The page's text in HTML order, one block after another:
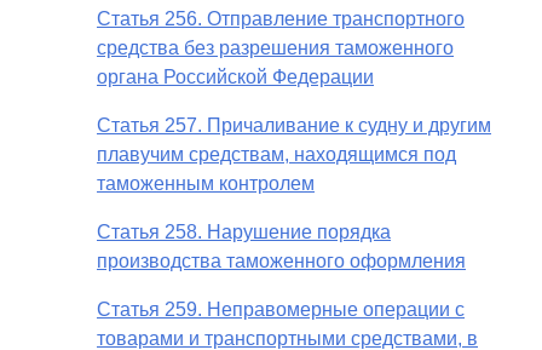
Статья 256. Отправление транспортного
средства без разрешения таможенного
органа Российской Федерации
Статья 257. Причаливание к судну и другим
плавучим средствам, находящимся под
таможенным контролем
Статья 258. Нарушение порядка
производства таможенного оформления
Статья 259. Неправомерные операции с
товарами и транспортными средствами, в